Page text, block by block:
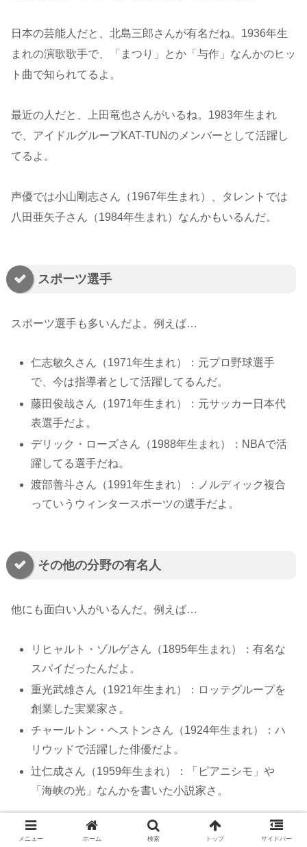
日本の芸能人だと、北島三郎さんが有名だね。1936年生
まれの演歌歌手で、「まつり」とか「与作」なんかのヒッ
ト曲で知られてるよ。
最近の人だと、上田竜也さんがいるね。1983年生まれ
で、アイドルグループKAT-TUNのメンバーとして活躍し
てるよ。
声優では小山剛志さん（1967年生まれ）、タレントでは
八田亜矢子さん（1984年生まれ）なんかもいるんだ。
スポーツ選手
スポーツ選手も多いんだよ。例えば…
仁志敏久さん（1971年生まれ）：元プロ野球選手
で、今は指導者として活躍してるんだ。
藤田俊哉さん（1971年生まれ）：元サッカー日本代
表選手だよ。
デリック・ローズさん（1988年生まれ）：NBAで活
躍してる選手だね。
渡部善斗さん（1991年生まれ）：ノルディック複合
っていうウィンタースポーツの選手だよ。
その他の分野の有名人
他にも面白い人がいるんだ。例えば…
リヒャルト・ゾルゲさん（1895年生まれ）：有名な
スパイだったんだよ。
重光武雄さん（1921年生まれ）：ロッテグループを
創業した実業家さ。
チャールトン・ヘストンさん（1924年生まれ）：ハ
リウッドで活躍した俳優だよ。
辻仁成さん（1959年生まれ）：「ピアニシモ」や
「海峡の光」なんかを書いた小説家さ。
最後に、若手の有名人も紹介するね。
メニュー ホーム 検索 トップ サイドバー